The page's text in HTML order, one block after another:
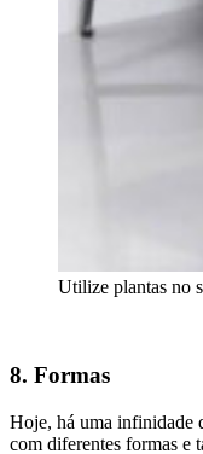
Utilize plantas no
8. Formas
Hoje, há uma infinidade
com diferentes formas e